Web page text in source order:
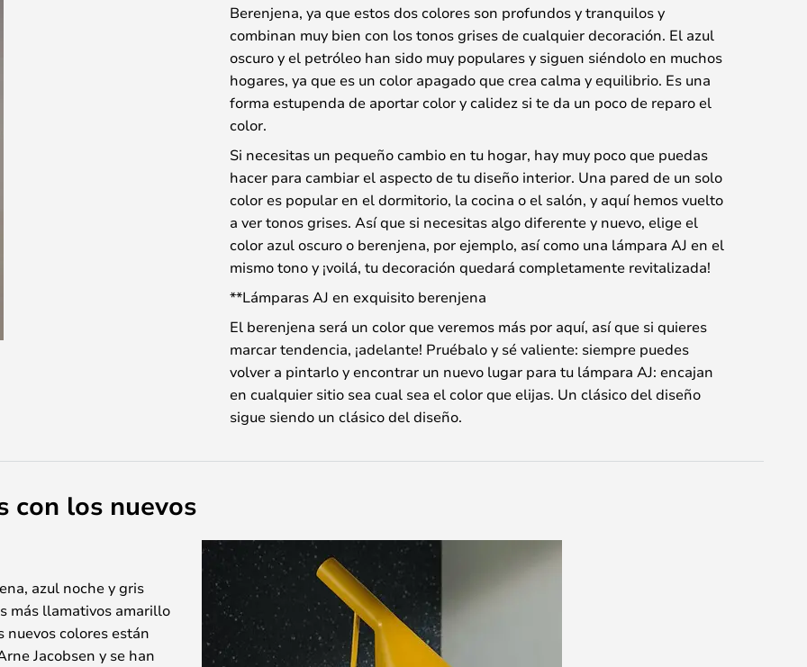
Berenjena, ya que estos dos colores son profundos y tranquilos y
combinan muy bien con los tonos grises de cualquier decoración. El azul
oscuro y el petróleo han sido muy populares y siguen siéndolo en muchos
hogares, ya que es un color apagado que crea calma y equilibrio. Es una
forma estupenda de aportar color y calidez si te da un poco de reparo el
color.
Si necesitas un pequeño cambio en tu hogar, hay muy poco que puedas
hacer para cambiar el aspecto de tu diseño interior. Una pared de un solo
color es popular en el dormitorio, la cocina o el salón, y aquí hemos vuelto
a ver tonos grises. Así que si necesitas algo diferente y nuevo, elige el
color azul oscuro o berenjena, por ejemplo, así como una lámpara AJ en el
mismo tono y ¡voilá, tu decoración quedará completamente revitalizada!
**Lámparas AJ en exquisito berenjena
El berenjena será un color que veremos más por aquí, así que si quieres
marcar tendencia, ¡adelante! Pruébalo y sé valiente: siempre puedes
volver a pintarlo y encontrar un nuevo lugar para tu lámpara AJ: encajan
en cualquier sitio sea cual sea el color que elijas. Un clásico del diseño
sigue siendo un clásico del diseño.
con los nuevos
azul noche y gris
más llamativos amarillo
nuevos colores están
Jacobsen y se han